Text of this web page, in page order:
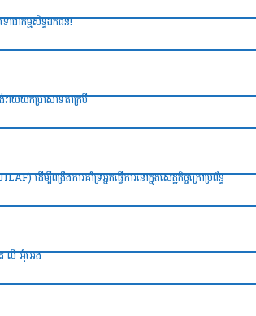
ៅជាកម្មសិទ្ធឯកជន!
វាយយកប្រាសាទតាក្របី
ដើម្បីពង្រឹងការគាំទ្រអ្នកធ្វើការនៅក្នុងសេដ្ឋកិច្ចក្រៅប្រព័ន្ធ
ត លី អ៊ុំអេង